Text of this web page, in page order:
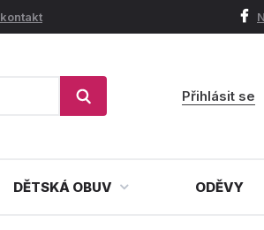
kontakt
Přihlásit se
DĚTSKÁ OBUV ODĚVY